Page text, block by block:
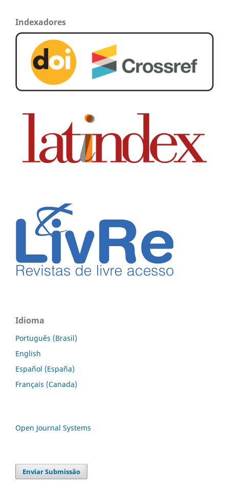
Indexadores
Idioma
Português (Brasil)
English
Español (España)
Français (Canada)
Open Journal Systems
Enviar Submissão